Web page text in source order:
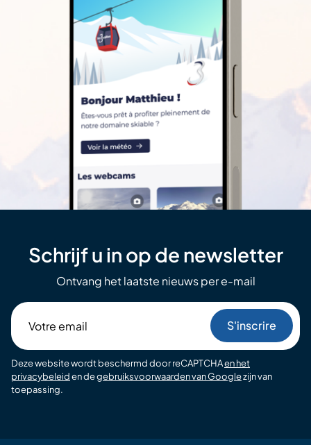
Schrijf u in op de newsletter
Ontvang het laatste nieuws per e-mail
email
Deze website wordt beschermd door reCAPTCHAen het
privacybeleiden degebruiksvoorwaarden van Googlezijn van
toepassing.